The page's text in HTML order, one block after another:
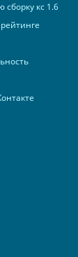
сборку кс 1.6